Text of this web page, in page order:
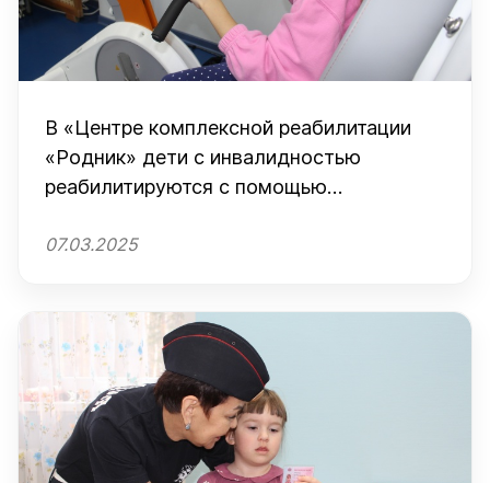
В «Центре комплексной реабилитации
«Родник» дети с инвалидностью
реабилитируются с помощью
биологической обратной связью
07.03.2025